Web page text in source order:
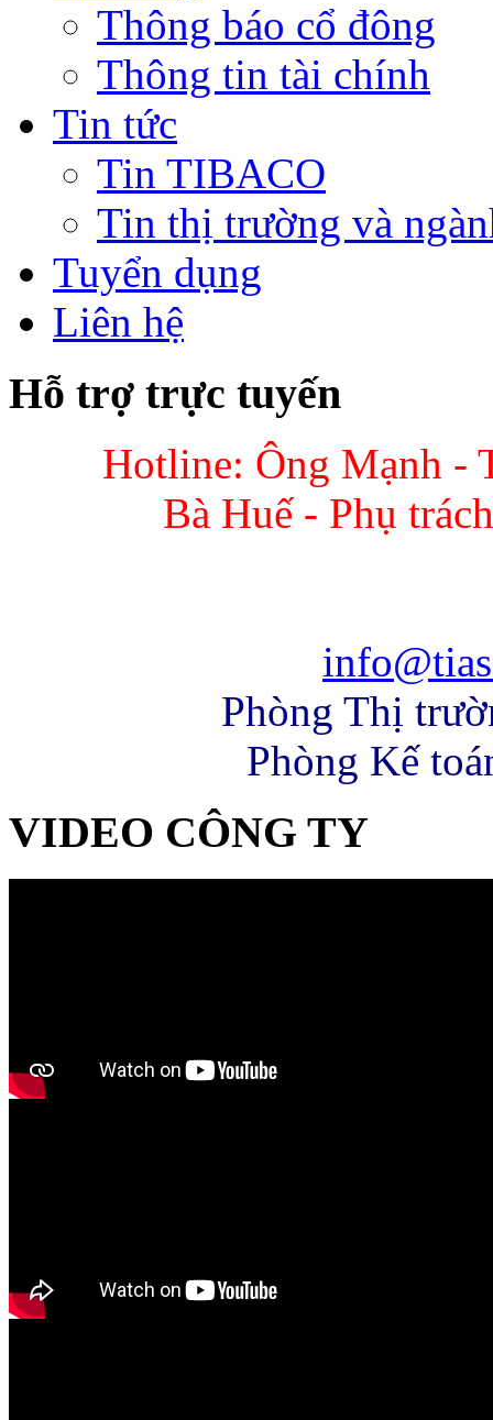
Thông báo cổ đông
Thông tin tài chính
Tin tức
Tin TIBACO
Tin thị trường và
Tuyển dụng
Liên hệ
Hỗ trợ trực tuyến
Hotline: Ông Mạnh -
Bà Huế - Phụ
Phòng Thị
Phòng Kế
VIDEO CÔNG TY